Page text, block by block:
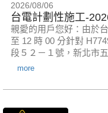
2026/08/06
台電計劃性施工-
親愛的用戶您好：由於
至 12 時 00 分針對
段５２－１號，新北市
more